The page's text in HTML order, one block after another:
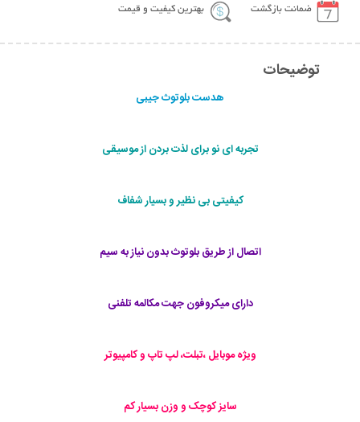
ضمانت بازگشت بهترین کیفیت و قیمت
توضیحات
هدست بلوتوث جیبی
تجربه ای نو برای لذت بردن از موسیقی
کیفیتی بی نظیر و بسیار شفاف
اتصال از طریق بلوتوث بدون نیاز به سیم
دارای میکروفون جهت مکالمه تلفنی
ویژه موبایل ،تبلت، لپ تاپ و کامپیوتر
سایز کوچک و وزن بسیار کم